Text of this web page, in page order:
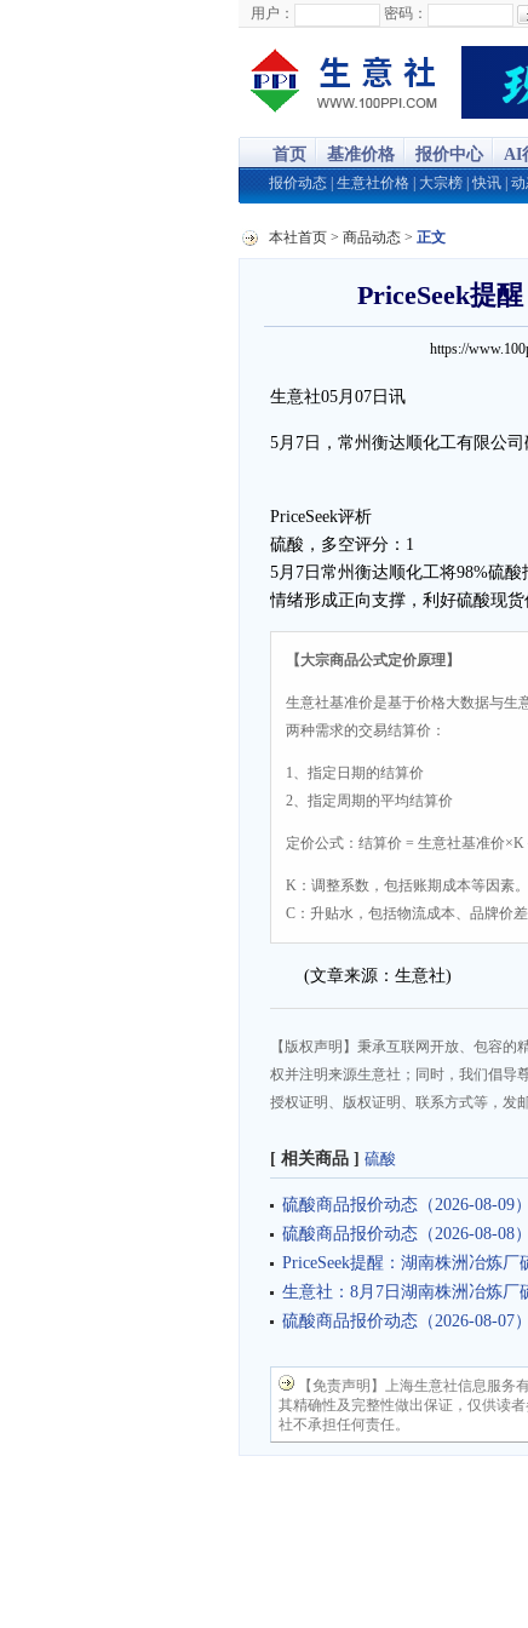
用户： 密码：
首页 基准价格 报价中心 AI
报价动态 生意社价格 大宗榜 |快讯
本社首页 > 商品动态 > 正文
PriceSeek提
https://
生意社05月07日讯
5月7日，常州衡达顺化工有限公司
PriceSeek评析
硫酸，多空评分：1
5月7日常州衡达顺化工将98%硫
情绪形成正向支撑，利好硫酸现货
【大宗商品公式定价原理】
生意社基准价是基于价格大数据与生
两种需求的交易结算价：
1、指定日期的结算价
2、指定周期的平均结算价
定价公式：结算价 = 生意社基准价×K
K：调整系数，包括账期成本等因素。
C：升贴水，包括物流成本、品牌价
(文章来源：生意社)
【版权声明】秉承互联网开放、包容
权并注明来源生意社；同时，我们倡导
授权证明、版权证明、联系方式等，发
[ 相关商品 ] 硫酸
硫酸商品报价动态（2026-08-09）
硫酸商品报价动态（2026-08-08）
PriceSeek提醒：湖南株洲冶炼厂
生意社：8月7日湖南株洲冶炼厂
硫酸商品报价动态（2026-08-07）
【免责声明】上海生意社信息服务
其精确性及完整性做出保证，仅供读
社不承担任何责任。